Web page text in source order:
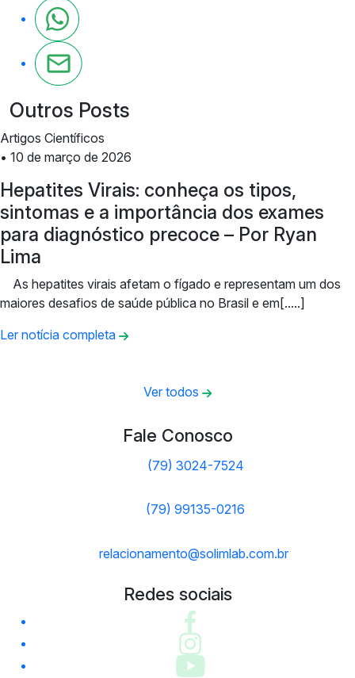
Outros Posts
Artigos Científicos
• 10 de março de 2026
Hepatites Virais: conheça os tipos,
sintomas e a importância dos exames
para diagnóstico precoce – Por Ryan
Lima
As hepatites virais afetam o fígado e representam um dos
maiores desafios de saúde pública no Brasil e em[.....]
Ler notícia completa
Ver todos
Fale Conosco
(79) 3024-7524
(79) 99135-0216
relacionamento@solimlab.com.br
Redes sociais